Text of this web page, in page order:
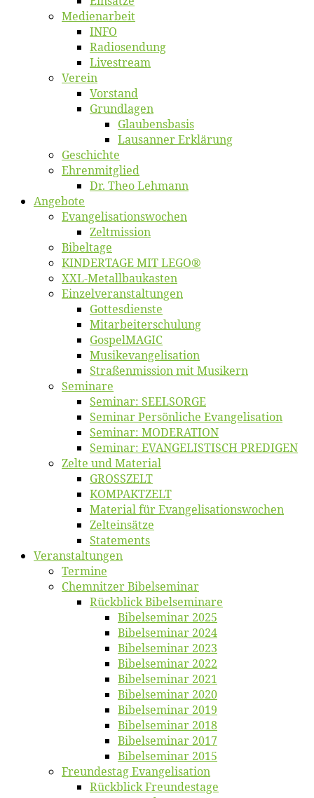
Me­di­en­ar­beit
INFO
Ra­dio­sen­dung
Live­stream
Ver­ein
Vor­stand
Grund­la­gen
Glaubens­ba­sis
Lausan­ner Erklärung
Ge­schich­te
Eh­ren­mit­glied
Dr. Theo Lehmann
An­ge­bo­te
Evangelisa­tions­wo­chen
Zelt­mis­si­on
Bi­bel­ta­ge
KINDERTAGE MIT LEGO®
XXL-Me­­tal­l­­bau­­kas­­ten
Einzelver­an­stal­tungen
Got­tes­diens­te
Mitarbeiter­schulung
Gos­pel­MA­GIC
Musikevan­ge­li­sa­tion
Straßenmis­sion mit Musikern
Se­mi­na­re
Se­mi­nar: SEELSORGE
Se­mi­nar Per­sön­li­che Evangelisation
Se­mi­nar: MODERATION
Se­mi­nar: EVANGELISTISCH PREDIGEN
Zel­te und Material
GROSSZELT
KOMPAKTZELT
Ma­te­ri­al für Evangelisationswochen
Zelt­ein­sät­ze
State­ments
Ver­an­stal­tun­gen
Ter­mi­ne
Chemnit­zer Bibelseminar
Rück­blick Bibelseminare
Bi­bel­se­mi­nar 2025
Bi­bel­se­mi­nar 2024
Bi­bel­se­mi­nar 2023
Bi­bel­se­mi­nar 2022
Bi­bel­se­mi­nar 2021
Bi­bel­se­mi­nar 2020
Bi­bel­se­mi­nar 2019
Bi­bel­se­mi­nar 2018
Bibelsemi­nar 2017
Bibelsemi­nar 2015
Freun­des­tag Evangelisation
Rück­blick Freundestage